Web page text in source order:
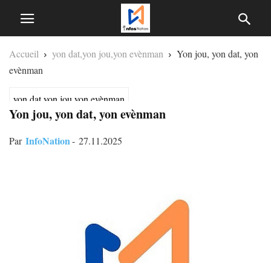
Accueil yon dat,yon jou,yon evènman
Yon jou, yon dat, yon
evènman
yon dat,yon jou,yon evènman
Yon jou, yon dat, yon evènman
Par InfoNation- 27.11.2025